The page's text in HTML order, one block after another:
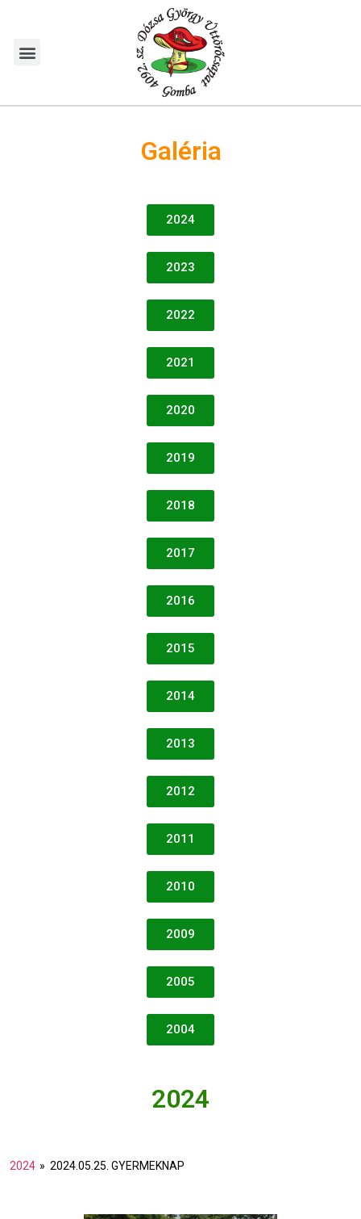
Galéria
2024
2023
2022
2021
2020
2019
2018
2017
2016
2015
2014
2013
2012
2011
2010
2009
2005
2004
2024
2024 » 2024.05.25. GYERMEKNAP